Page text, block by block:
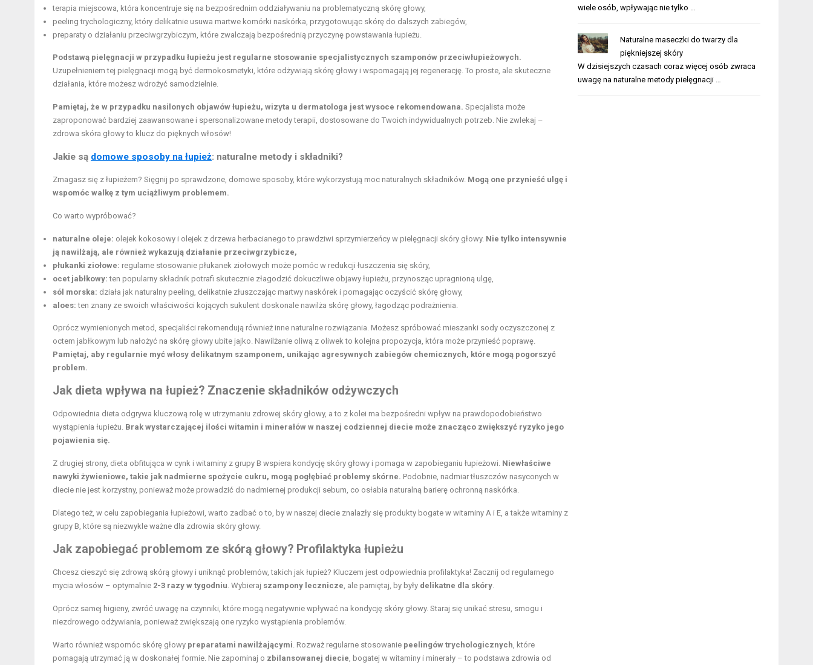
terapia miejscowa, która koncentruje się na bezpośrednim oddziaływaniu na problematyczną skórę głowy,
peeling trychologiczny, który delikatnie usuwa martwe komórki naskórka, przygotowując skórę do dalszych zabiegów,
preparaty o działaniu przeciwgrzybiczym, które zwalczają bezpośrednią przyczynę powstawania łupieżu.
Podstawą pielęgnacji w przypadku łupieżu jest regularne stosowanie specjalistycznych szamponów przeciwłupieżowych.
Uzupełnieniem tej pielęgnacji mogą być dermokosmetyki, które odżywiają skórę głowy i wspomagają jej regenerację. To proste, ale skuteczne
działania, które możesz wdrożyć samodzielnie.
Pamiętaj, że w przypadku nasilonych objawów łupieżu, wizyta u dermatologa jest wysoce rekomendowana. Specjalista może
zaproponować bardziej zaawansowane i spersonalizowane metody terapii, dostosowane do Twoich indywidualnych potrzeb. Nie zwlekaj –
zdrowa skóra głowy to klucz do pięknych włosów!
Jakie są domowe sposoby na łupież: naturalne metody i składniki?
Zmagasz się z łupieżem? Sięgnij po sprawdzone, domowe sposoby, które wykorzystują moc naturalnych składników. Mogą one przynieść ulgę i
wspomóc walkę z tym uciążliwym problemem.
Co warto wypróbować?
naturalne oleje: olejek kokosowy i olejek z drzewa herbacianego to prawdziwi sprzymierzeńcy w pielęgnacji skóry głowy. Nie tylko intensywnie
ją nawilżają, ale również wykazują działanie przeciwgrzybicze,
płukanki ziołowe: regularne stosowanie płukanek ziołowych może pomóc w redukcji łuszczenia się skóry,
ocet jabłkowy: ten popularny składnik potrafi skutecznie złagodzić dokuczliwe objawy łupieżu, przynosząc upragnioną ulgę,
sól morska: działa jak naturalny peeling, delikatnie złuszczając martwy naskórek i pomagając oczyścić skórę głowy,
aloes: ten znany ze swoich właściwości kojących sukulent doskonale nawilża skórę głowy, łagodząc podrażnienia.
Oprócz wymienionych metod, specjaliści rekomendują również inne naturalne rozwiązania. Możesz spróbować mieszanki sody oczyszczonej z
octem jabłkowym lub nałożyć na skórę głowy ubite jajko. Nawilżanie oliwą z oliwek to kolejna propozycja, która może przynieść poprawę.
Pamiętaj, aby regularnie myć włosy delikatnym szamponem, unikając agresywnych zabiegów chemicznych, które mogą pogorszyć
problem.
Jak dieta wpływa na łupież? Znaczenie składników odżywczych
Odpowiednia dieta odgrywa kluczową rolę w utrzymaniu zdrowej skóry głowy, a to z kolei ma bezpośredni wpływ na prawdopodobieństwo
wystąpienia łupieżu. Brak wystarczającej ilości witamin i minerałów w naszej codziennej diecie może znacząco zwiększyć ryzyko jego
pojawienia się.
Z drugiej strony, dieta obfitująca w cynk i witaminy z grupy B wspiera kondycję skóry głowy i pomaga w zapobieganiu łupieżowi. Niewłaściwe
nawyki żywieniowe, takie jak nadmierne spożycie cukru, mogą pogłębiać problemy skórne. Podobnie, nadmiar tłuszczów nasyconych w
diecie nie jest korzystny, ponieważ może prowadzić do nadmiernej produkcji sebum, co osłabia naturalną barierę ochronną naskórka.
Dlatego też, w celu zapobiegania łupieżowi, warto zadbać o to, by w naszej diecie znalazły się produkty bogate w witaminy A i E, a także witaminy z
grupy B, które są niezwykle ważne dla zdrowia skóry głowy.
Jak zapobiegać problemom ze skórą głowy? Profilaktyka łupieżu
Chcesz cieszyć się zdrową skórą głowy i uniknąć problemów, takich jak łupież? Kluczem jest odpowiednia profilaktyka! Zacznij od regularnego
mycia włosów – optymalnie 2-3 razy w tygodniu. Wybieraj szampony lecznicze, ale pamiętaj, by były delikatne dla skóry.
Oprócz samej higieny, zwróć uwagę na czynniki, które mogą negatywnie wpływać na kondycję skóry głowy. Staraj się unikać stresu, smogu i
niezdrowego odżywiania, ponieważ zwiększają one ryzyko wystąpienia problemów.
Warto również wspomóc skórę głowy preparatami nawilżającymi. Rozważ regularne stosowanie peelingów trychologicznych, które
pomagają utrzymać ją w doskonałej formie. Nie zapominaj o zbilansowanej diecie, bogatej w witaminy i minerały – to podstawa zdrowia od
wiele osób, wpływając nie tylko …
Naturalne maseczki do twarzy dla
piękniejszej skóry
W dzisiejszych czasach coraz więcej osób zwraca
uwagę na naturalne metody pielęgnacji …